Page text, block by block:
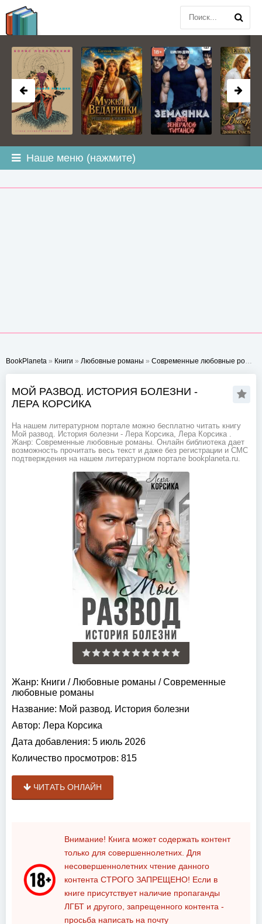
Наше меню (нажмите)
BookPlaneta » Книги » Любовные романы » Современные любовные романы
МОЙ РАЗВОД. ИСТОРИЯ БОЛЕЗНИ -
ЛЕРА КОРСИКА
На нашем литературном портале можно бесплатно читать книгу
Мой развод. История болезни - Лера Корсика, Лера Корсика .
Жанр: Современные любовные романы. Онлайн библиотека дает
возможность прочитать весь текст и даже без регистрации и СМС
подтверждения на нашем литературном портале bookplaneta.ru.
Жанр: Книги /Любовные романы /Современные
любовные романы
Название: Мой развод. История болезни
Автор: Лера Корсика
Дата добавления: 5 июль 2026
Количество просмотров: 815
ЧИТАТЬ ОНЛАЙН
Внимание! Книга может содержать контент
только для совершеннолетних. Для
несовершеннолетних чтение данного
контента СТРОГО ЗАПРЕЩЕНО! Если в
книге присутствует наличие пропаганды
ЛГБТ и другого, запрещенного контента -
просьба написать на почту
BOOKPLANETA.COM